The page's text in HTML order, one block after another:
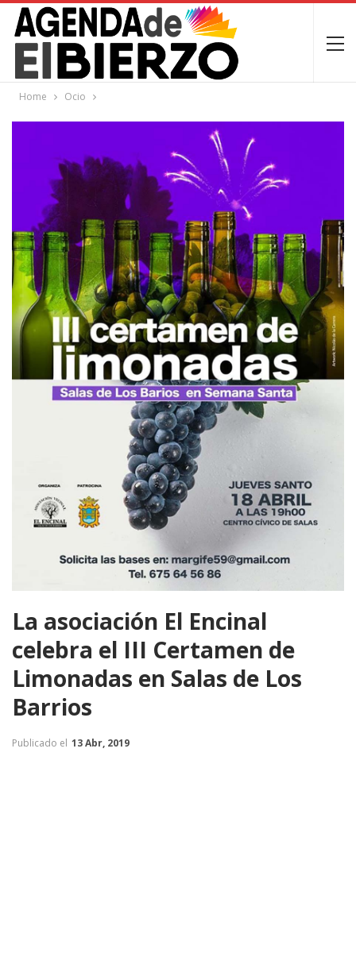
Home Ocio
La asociación El Encinal
celebra el III Certamen de
Limonadas en Salas de Los
Barrios
Publicado el 13 Abr, 2019